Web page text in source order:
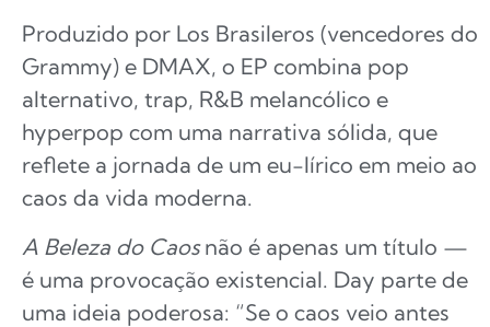
Produzido por Los Brasileros (vencedores do
Grammy) e DMAX, o EP combina pop
alternativo, trap, R&B melancólico e
hyperpop com uma narrativa sólida, que
reflete a jornada de um eu-lírico em meio ao
caos da vida moderna.
A Beleza do Caosnão é apenas um título —
é uma provocação existencial. Day parte de
uma ideia poderosa: “Se o caos veio antes